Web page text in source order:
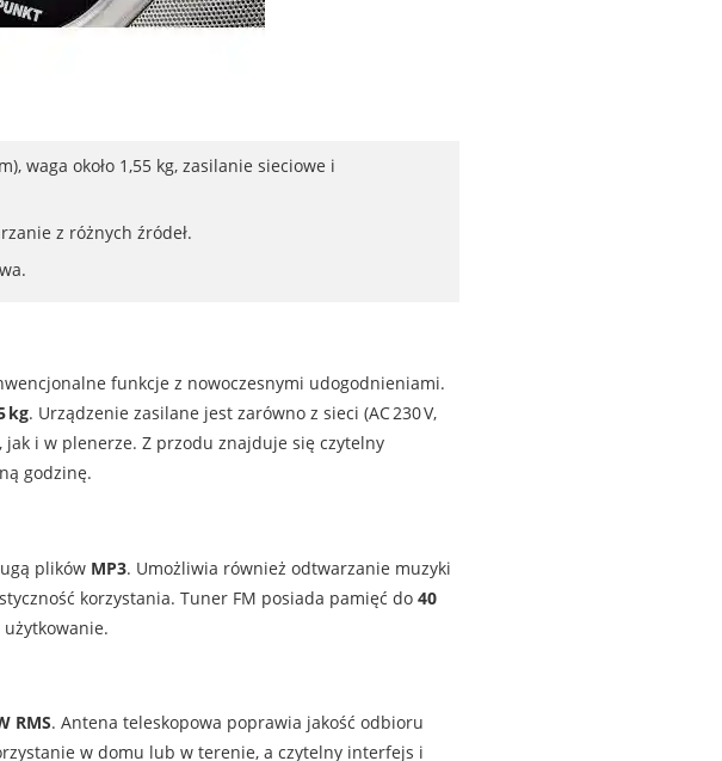
waga około 1,55 kg, zasilanie sieciowe i
z różnych źródeł.
funkcje z nowoczesnymi udogodnieniami.
kg. Urządzenie zasilane jest zarówno z sieci (AC 230 V,
jak i w plenerze. Z przodu znajduje się czytelny
godzinę.
plików MP3. Umożliwia również odtwarzanie muzyki
korzystania. Tuner FM posiada pamięć do 40
RMS. Antena teleskopowa poprawia jakość odbioru
w domu lub w terenie, a czytelny interfejs i